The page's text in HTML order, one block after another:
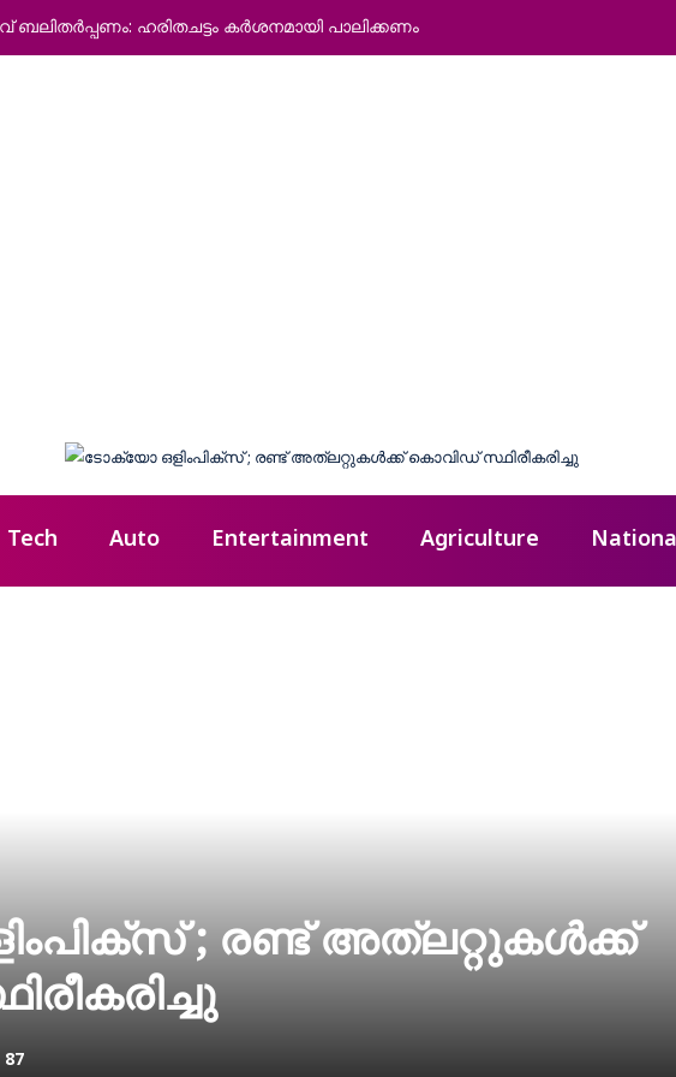
ബലിതര്‍പ്പണം: ഹരിതചട്ടം കര്‍ശനമായി പാലിക്കണം
Tech Auto Entertainment Agriculture
; രണ്ട് അത്‌ലറ്റുകള്‍ക്ക്
87